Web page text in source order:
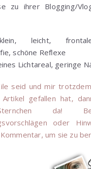
zu ihrer Blogging/
leicht,
schöne Reflexe
Lichtareal, geringe
seid und mir
gefallen hat,
da!
oder
um sie zu